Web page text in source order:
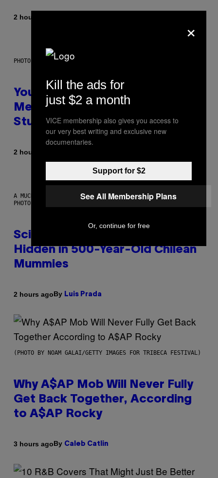
2 hours ago
PHOTO: BATUHAN TOKER / GETTY IMAGES
Your Desk Height Could Be
Messing With Your Brain, New
Study Finds
2 hours ago
A MUCH, MUCH OLDER CHILEAN MUMMY THAN THOSE IN QUESTION.
PHOTO: MARTIN BERNETTI/AFP VIA GETTY IMAGES
Scientists Found Smallpox DNA
Hidden in 500-Year-Old Chilean
Mummies
2 hours agoBy Luis Prada
(PHOTO BY NOAM GALAI/GETTY IMAGES FOR TRIBECA FESTIVAL)
Why A$AP Mob Will Never Fully
Get Back Together, According
to A$AP Rocky
3 hours agoBy Caleb Catlin
×
Kill the ads for
just $2 a month
VICE membership also gives you access to
our very best writing and exclusive new
documentaries.
Support for $2
See All Membership Plans
Or, continue for free